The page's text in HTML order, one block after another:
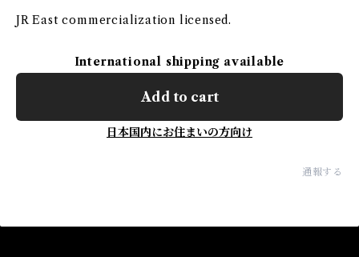
JR East commercialization licensed.
International shipping available
Add to cart
日本国内にお住まいの方向け
通報する